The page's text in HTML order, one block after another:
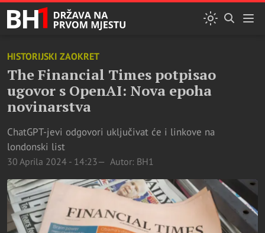
HISTORIJSKI ZAOKRET
The Financial Times potpisao
ugovor s OpenAI: Nova epoha
novinarstva
ChatGPT-jevi odgovori uključivat će i linkove na
londonski list
30 Aprila 2024 - 14:23 Autor: BH1